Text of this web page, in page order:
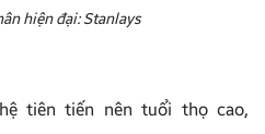
hiện đại: Stanlays
tiên tiến nên tuổi thọ cao,